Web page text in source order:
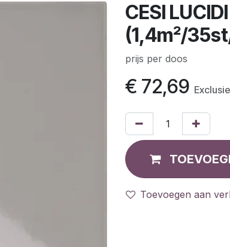
CESI
(1,4m²/
prijs per doos
€ 72,69
Toevoegen aan